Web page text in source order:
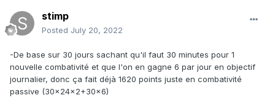
stimp
Posted July 20, 2022
-De base sur 30 jours sachant qu'il faut 30 minutes pour 1
nouvelle combativité et que l'on en gagne 6 par jour en objectif
journalier, donc ça fait déjà 1620 points juste en combativité
passive (30x24x2+30x6)